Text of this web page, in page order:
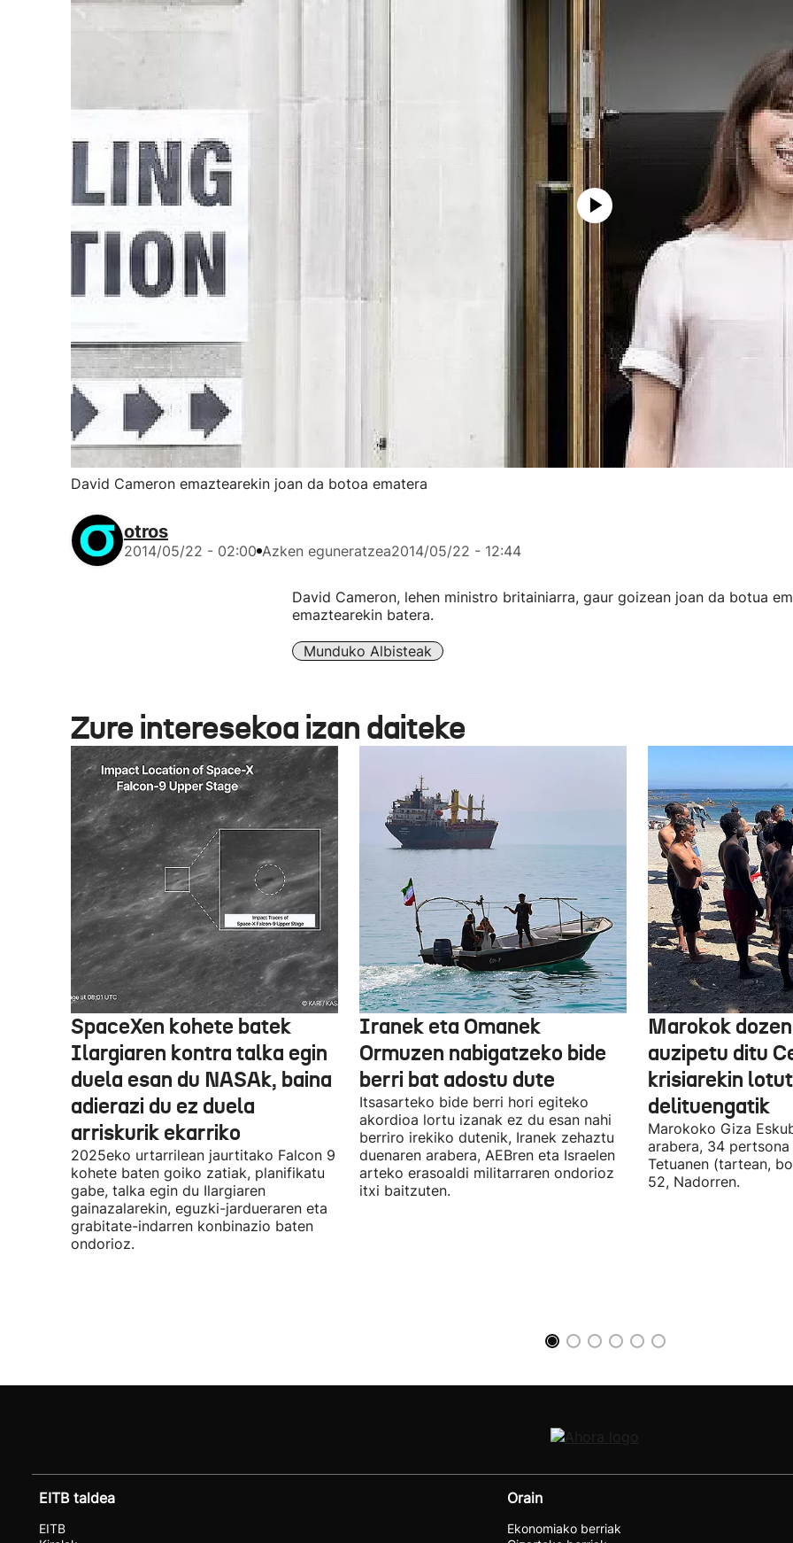
David Cameron emaztearekin joan da botoa ematera
otros
2014/05/22 - 02:00 Azken eguneratzea2014/05/22 - 12:44
David Cameron, lehen ministro britainiarra, gaur goizean joan da botua
emaztearekin batera.
Munduko Albisteak
Zure interesekoa izan daiteke
SpaceXen kohete batek
Ilargiaren kontra talka egin
duela esan du NASAk, baina
adierazi du ez duela
arriskurik ekarriko
2025eko urtarrilean jaurtitako Falcon 9
kohete baten goiko zatiak, planifikatu
gabe, talka egin du Ilargiaren
gainazalarekin, eguzki-jardueraren eta
grabitate-indarren konbinazio baten
ondorioz.
Iranek eta Omanek
Ormuzen nabigatzeko bide
berri bat adostu dute
Itsasarteko bide berri hori egiteko
akordioa lortu izanak ez du esan nahi
berriro irekiko dutenik, Iranek zehaztu
duenaren arabera, AEBren eta Israelen
arteko erasoaldi militarraren ondorioz
itxi baitzuten.
Marokok
auzipetu ditu
krisiarekin
delituengatik
Marokoko Giza
arabera, 34
Tetuanen (tartean,
52, Nadorren.
EITB taldea
EITB
Orain
Ekonomiako berriak